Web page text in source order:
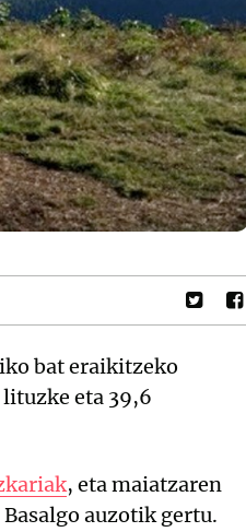
bat eraikitzeko
eta 39,6
, eta maiatzaren
auzotik gertu.